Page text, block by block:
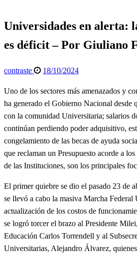
Universidades en alerta:
es déficit – Por Giuliano
contraste
Publicado
18/10/2024
Uno de los sectores más amenazados y
ha generado el Gobierno Nacional desde
con la comunidad Universitaria; salarios
continúan perdiendo poder adquisitivo,
congelamiento de las becas de ayuda
que reclaman un Presupuesto acorde a
de las Instituciones, son los principales
El primer quiebre se dio el pasado 23 de
se llevó a cabo la masiva Marcha
actualización de los costos de
se logró torcer el brazo al Presidente
Educación Carlos Torrendell y al
Universitarias, Alejandro Álvarez,